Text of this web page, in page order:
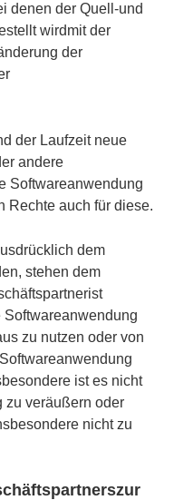
denen der Quell-und
wirdmit der
der
der Laufzeit neue
andere
Softwareanwendung
Rechte auch für diese.
dem
stehen dem
zu nutzen oder von
ist es nicht
zu veräußern oder
nicht zu